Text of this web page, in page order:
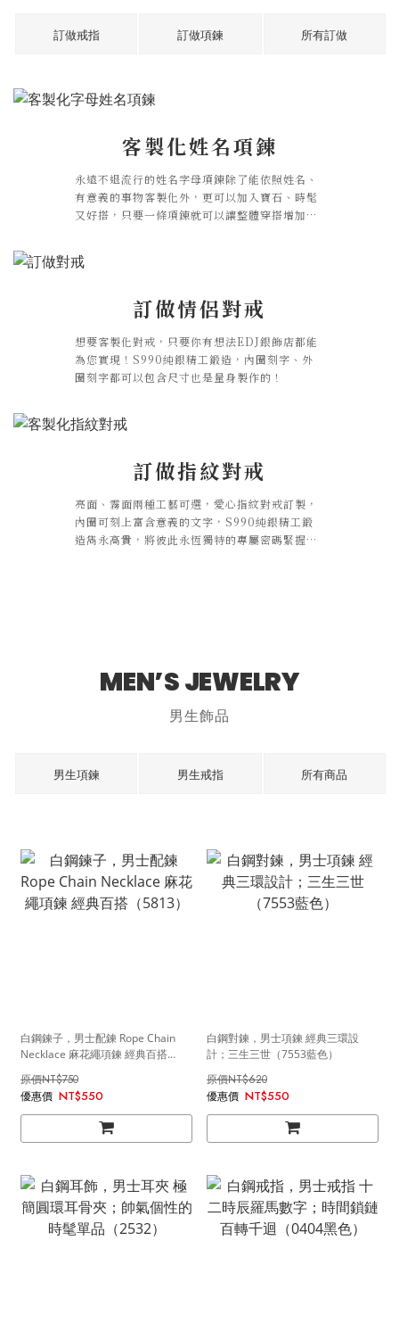
訂做戒指 訂做項鍊 所有訂做
客製化姓名項鍊
永遠不退流行的姓名字母項鍊除了能依照姓名、
有意義的事物客製化外，更可以加入寶石、時髦
又好搭，只要一條項鍊就可以讓整體穿搭增加亮
訂做情侶對戒
想要客製化對戒，只要你有想法EDJ銀飾店都能
為您實現！S990純銀精工鍛造，內圈刻字、外
圈刻字都可以包含尺寸也是量身製作的！
訂做指紋對戒
亮面、霧面兩種工藝可選，愛心指紋對戒訂製，
內圈可刻上富含意義的文字，S990純銀精工鍛
造雋永高貴，將彼此永恆獨特的專屬密碼緊握在
MEN’S JEWELRY
男生飾品
男生項鍊 男生戒指 所有商品
白鋼鍊子，男士配鍊 Rope Chain
Necklace 麻花繩項鍊 經典百搭
（5813）
NT$750
NT$550
白鋼對鍊，男士項鍊 經典三環設
計；三生三世（7553藍色）
NT$620
NT$550